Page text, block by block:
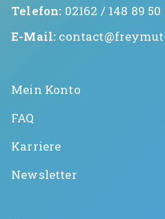
Telefon: 02162 / 148 89 50
E-Mail:
Mein Konto
FAQ
Karriere
Newsletter